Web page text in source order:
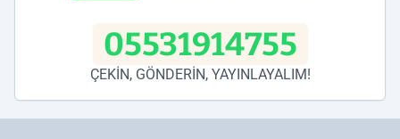
05531914755
ÇEKİN, GÖNDERİN, YAYINLAYALIM!